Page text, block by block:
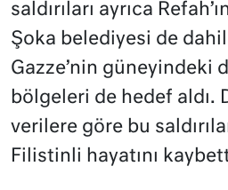
saldırıları ayrıca
Şoka belediyesi de
Gazze’nin güneyindeki
bölgeleri de hedef aldı.
verilere göre bu
Filistinli hayatını